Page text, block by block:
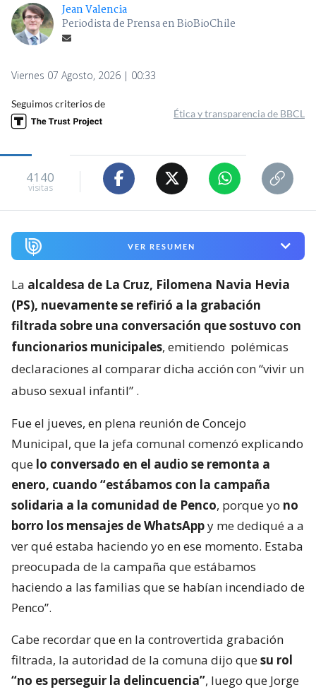
Jean Valencia
Periodista de Prensa en BioBioChile
Viernes 07 Agosto, 2026 | 00:33
Seguimos criterios de
Ética y transparencia de BBCL
4140
visitas
VER RESUMEN
La alcaldesa de La Cruz, Filomena Navia Hevia
(PS), nuevamente se refirió a la grabación
filtrada sobre una conversación que sostuvo con
funcionarios municipales, emitiendo polémicas
declaraciones al comparar dicha acción con “vivir un
abuso sexual infantil” .
Fue el jueves, en plena reunión de Concejo
Municipal, que la jefa comunal comenzó explicando
que lo conversado en el audio se remonta a
enero, cuando “estábamos con la campaña
solidaria a la comunidad de Penco, porque yo no
borro los mensajes de WhatsAppy me dediqué a a
ver qué estaba haciendo yo en ese momento. Estaba
preocupada de la campaña que estábamos
haciendo a las familias que se habían incendiado de
Penco”.
Cabe recordar que en la controvertida grabación
filtrada, la autoridad de la comuna dijo quesu rol
“no es perseguir la delincuencia”, luego que Jorge